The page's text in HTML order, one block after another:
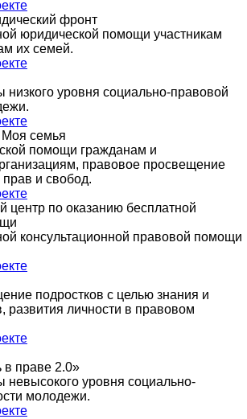
фронт
юридической помощи участникам
их семей.
уровня социально-правовой
семья
помощи гражданам и
правовое просвещение
и свобод.
центр по оказанию бесплатной
консультационной правовой помощи
подростков с целью знания и
развития личности в правовом
праве 2.0»
уровня социально-
молодежи.